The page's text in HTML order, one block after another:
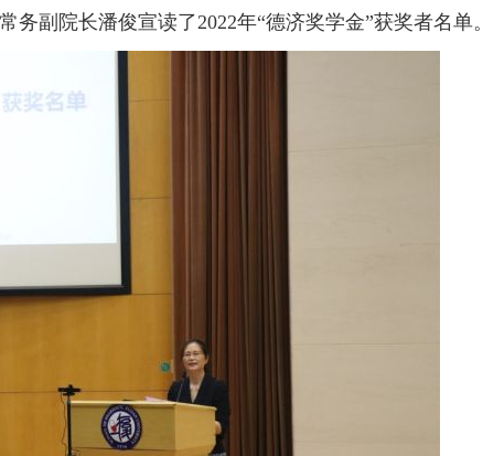
副院长潘俊宣读了2022年“德济奖学金”获奖者名单。